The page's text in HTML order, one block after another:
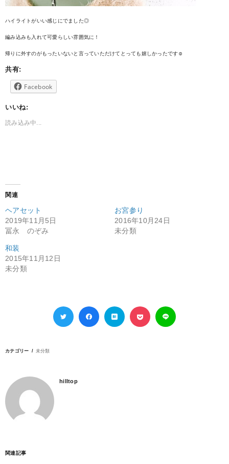
ハイライトがいい感じにでました◎
編み込みも入れて可愛らしい雰囲気に！
帰りに外すのがもったいないと言っていただけてとっても嬉しかったです☺︎
共有:
Facebook
いいね:
読み込み中...
関連
ヘアセット
2019年11月5日
冨永 のぞみ
お宮参り
2016年10月24日
未分類
和装
2015年11月12日
未分類
カテゴリー 未分類
hilltop
関連記事